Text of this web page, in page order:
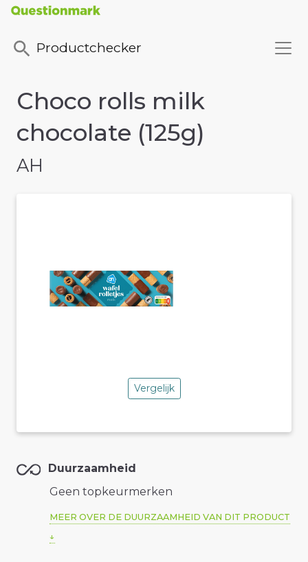
Productchecker
Choco rolls milk
chocolate (125g)
AH
Vergelijk
Duurzaamheid
Geen topkeurmerken
MEER OVER DE DUURZAAMHEID VAN DIT PRODUCT